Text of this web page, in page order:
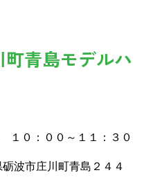
青島モデルハ
１０：００～１１：３０
波市庄川町青島２４４